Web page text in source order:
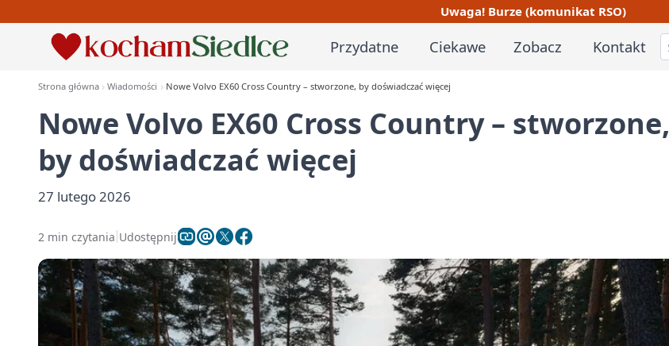
Uwaga! Burze (komunikat RSO)
Przydatne Ciekawe Zobacz Kontakt
Strona główna Wiadomości Nowe Volvo EX60 Cross Country – stworzone, by doświadczać więcej
Nowe Volvo EX60 Cross Country – stworzone,
by doświadczać więcej
27 lutego 2026
2 min czytania Udostępnij